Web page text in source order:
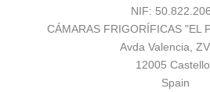
NIF:
CÁMARAS FRIGORÍFICAS "EL
Avda Valencia,
12005
Spain